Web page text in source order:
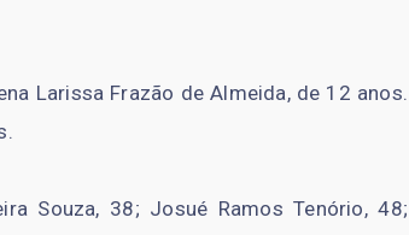
Larissa Frazão de Almeida, de 12 anos.
Souza, 38; Josué Ramos Tenório, 48;